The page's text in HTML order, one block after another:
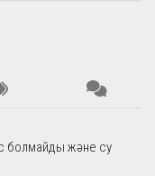
болмайды және су